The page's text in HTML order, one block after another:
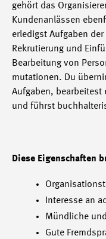
gehört das
Kundenanlässen
erledigst Aufgaben
Rekrutierung und
Bearbeitung von
mutationen. Du
Aufgaben, bearbeitest
und führst
Diese Eigenschaften
Interesse an
Mündliche
Gute